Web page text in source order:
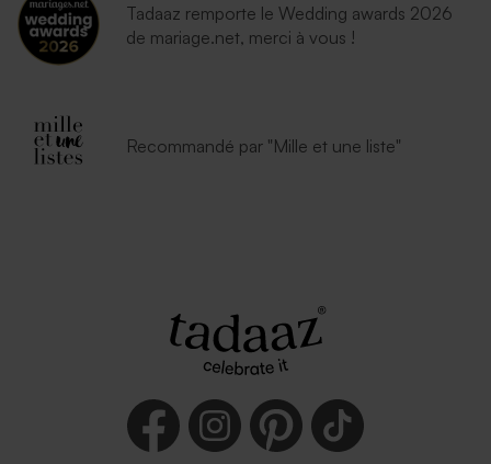
Tadaaz remporte le Wedding awards 2026
de mariage.net, merci à vous !
Recommandé par "Mille et une liste"